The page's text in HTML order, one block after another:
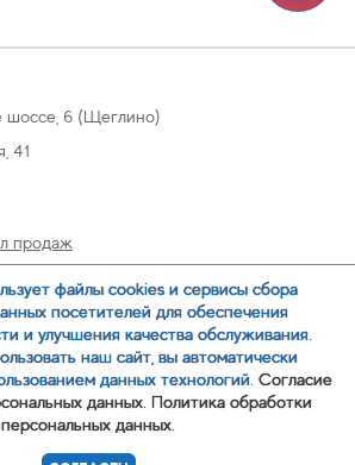
шоссе, 6 (Щеглино)
41
продаж
закупок
файлы cookies и сервисы сбора
посетителей для обеспечения
и улучшения качества обслуживания.
наш сайт, вы автоматически
данных технологий. Согласие
данных. Политика обработки
персональных данных.